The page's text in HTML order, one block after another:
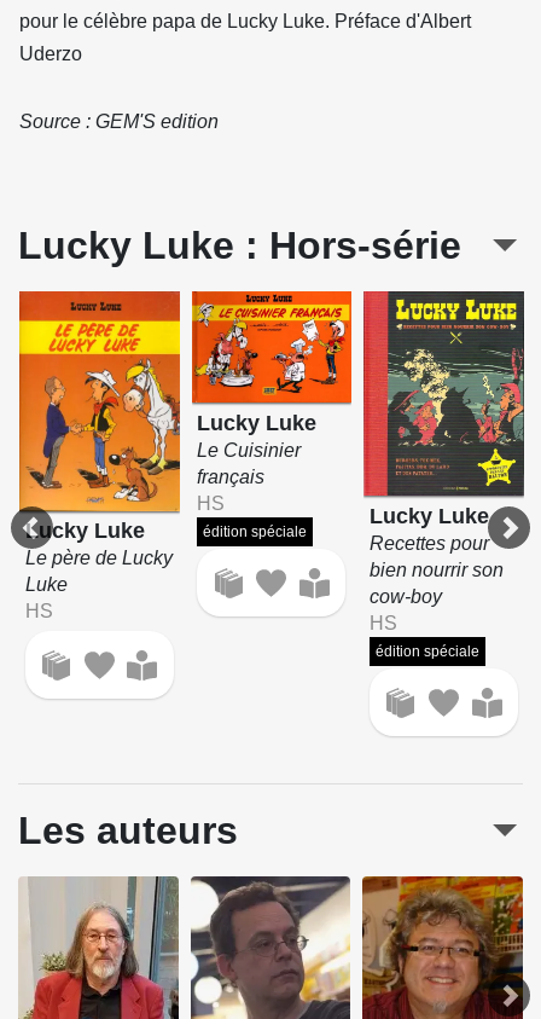
pour le célèbre papa de Lucky Luke. Préface d'Albert
Uderzo
Source : GEM'S edition
Lucky Luke : Hors-série
Lucky Luke
Le père de Lucky
Luke
HS
Lucky Luke
Le Cuisinier
français
HS
édition spéciale
Lucky Luke
Recettes pour
bien nourrir son
cow-boy
HS
édition spéciale
Les auteurs